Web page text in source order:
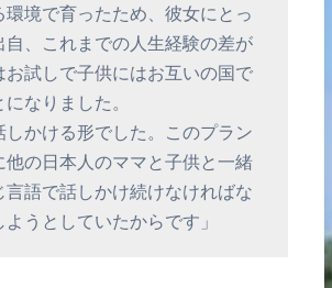
境で育ったため、彼女にとっ
、これまでの人生経験の差が
試しで子供にはお互いの国で
なりました。
かける形でした。このプラン
の日本人のママと子供と一緒
語で話しかけ続けなければな
うとしていたからです」